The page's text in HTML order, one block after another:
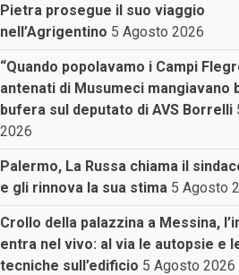
Pietra prosegue il suo viaggio
nell’Agrigentino 5 Agosto 2026
“Quando popolavamo i Campi
antenati di Musumeci mangiavano
bufera sul deputato di AVS Borrelli
2026
Palermo, La Russa chiama il
e gli rinnova la sua stima 5 Agosto
Crollo della palazzina a Messina,
entra nel vivo: al via le autopsie e
tecniche sull’edificio 5 Agosto 2026